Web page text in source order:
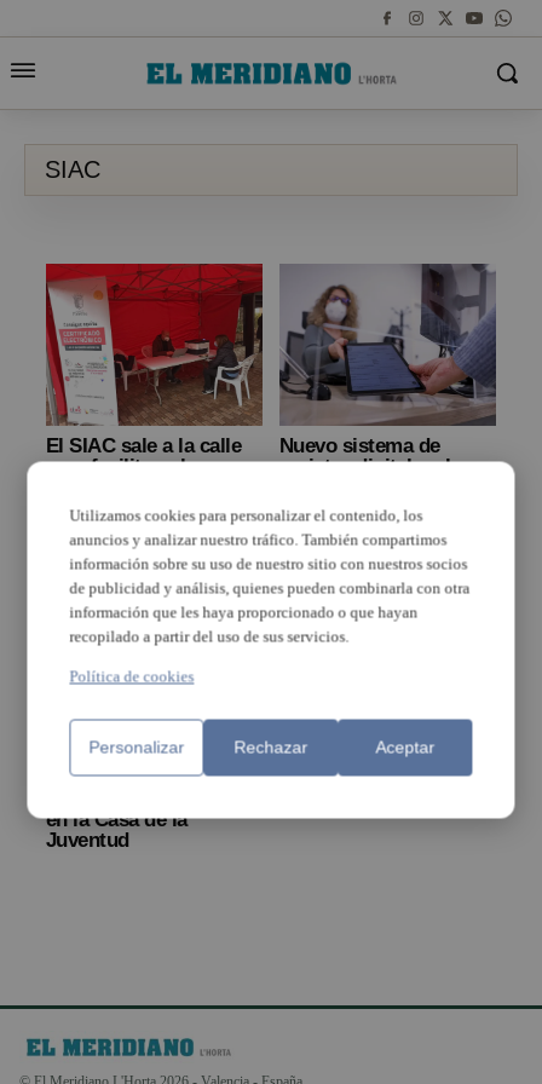
SIAC
El SIAC sale a la calle
para facilitar a la
la obtención del
certificado electrónico
Nuevo sistema de
registro digital en las
Paterna para facilitar
las gestiones
El Ayuntamiento de
Paterna habilita una
en la Casa de la
Juventud
Utilizamos cookies para personalizar el contenido, los
anuncios y analizar nuestro tráfico. También compartimos
información sobre su uso de nuestro sitio con nuestros socios
de publicidad y análisis, quienes pueden combinarla con otra
información que les haya proporcionado o que hayan
recopilado a partir del uso de sus servicios.
Política de cookies
Personalizar Rechazar Aceptar